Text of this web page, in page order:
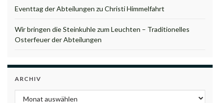
Eventtag der Abteilungen zu Christi Himmelfahrt
Wir bringen die Steinkuhle zum Leuchten – Traditionelles
Osterfeuer der Abteilungen
ARCHIV
Archiv